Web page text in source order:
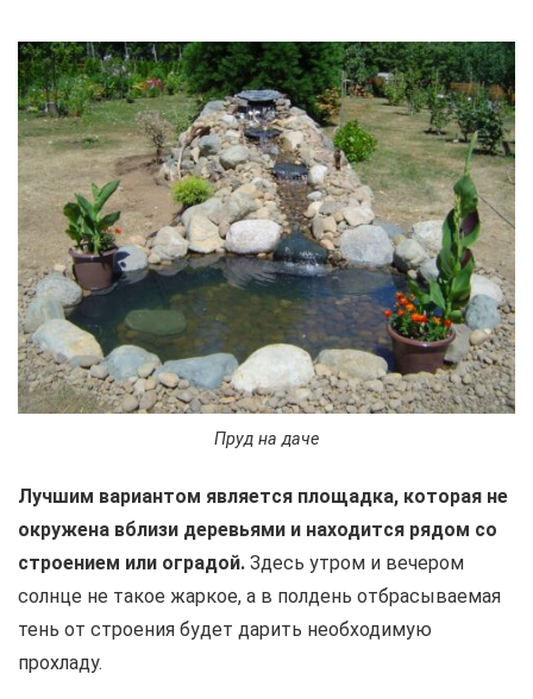
Пруд на даче
Лучшим вариантом является площадка, которая не
окружена вблизи деревьями и находится рядом со
строением или оградой. Здесь утром и вечером
солнце не такое жаркое, а в полдень отбрасываемая
тень от строения будет дарить необходимую
прохладу.